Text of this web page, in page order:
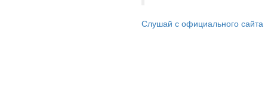
Слушай с официального сайта